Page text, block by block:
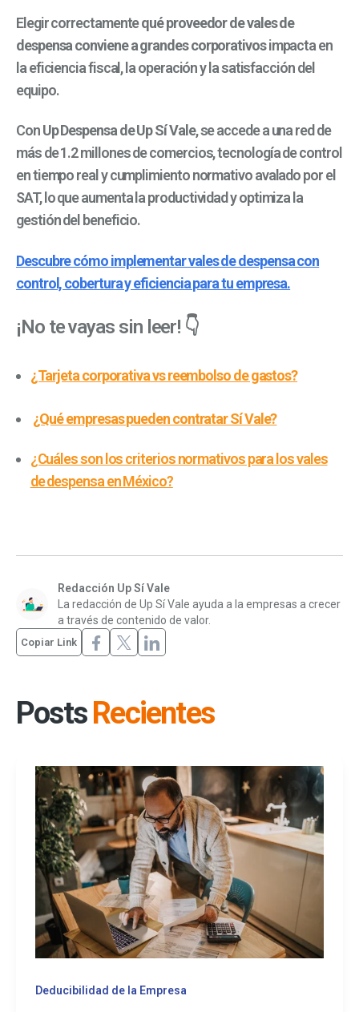
Elegir correctamentequé proveedor de vales de
despensa conviene a grandes corporativosimpacta en
la eficiencia fiscal, la operación y la satisfacción del
equipo.
ConUp Despensa de Up Sí Vale, se accede a una red de
más de 1.2 millones de comercios, tecnología de control
en tiempo real y cumplimiento normativo avalado por el
SAT, lo que aumenta la productividad y optimiza la
gestión del beneficio.
Descubre cómo implementar vales de despensa con
control, cobertura y eficiencia para tu empresa.
¡No te vayas sin leer! 👇
¿Tarjeta corporativa vs reembolso de gastos?
¿Qué empresas pueden contratar Sí Vale?
¿Cuáles son los criterios normativos para los vales
de despensa en México?
Redacción Up Sí Vale
La redacción de Up Sí Vale ayuda a la empresas a crecer
a través de contenido de valor.
Copiar Link
PostsRecientes
Deducibilidad de la Empresa